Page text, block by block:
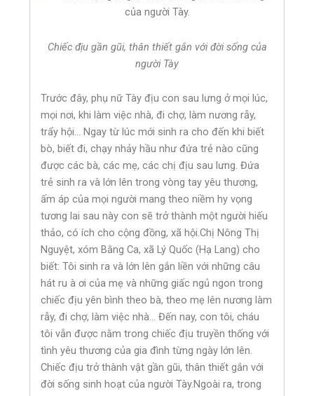
Chiếc địu gần gũi, thân thiết gắn với đời sống của
người Tày
Trước đây, phụ nữ Tày địu con sau lưng ở mọi lúc,
mọi nơi, khi làm việc nhà, đi chợ, làm nương rẫy,
trẩy hội… Ngay từ lúc mới sinh ra cho đến khi biết
bò, biết đi, chạy nhảy hầu như đứa trẻ nào cũng
được các bà, các mẹ, các chị địu sau lưng. Đứa
trẻ sinh ra và lớn lên trong vòng tay yêu thương,
ấm áp của mọi người mang theo niềm hy vọng
tương lai sau này con sẽ trở thành một người hiếu
thảo, có ích cho cộng đồng, xã hội.Chị Nông Thị
Nguyệt, xóm Bằng Ca, xã Lý Quốc (Hạ Lang) cho
biết: Tôi sinh ra và lớn lên gắn liền với những câu
hát ru à ơi của mẹ và những giấc ngủ ngon trong
chiếc địu yên bình theo bà, theo mẹ lên nương làm
rẫy, đi chợ, làm việc nhà… Đến nay, con tôi, cháu
tôi vẫn được nằm trong chiếc địu truyền thống với
tình yêu thương của gia đình từng ngày lớn lên.
Chiếc địu trở thành vật gần gũi, thân thiết gắn với
đời sống sinh hoạt của người Tày.Ngoài ra, trong